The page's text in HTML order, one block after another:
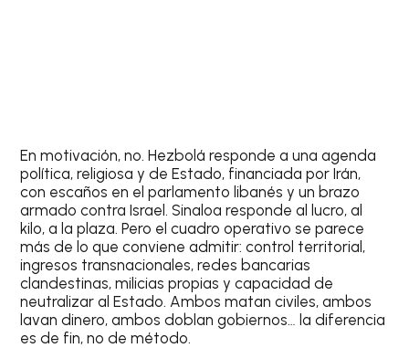
En motivación, no. Hezbolá responde a una agenda
política, religiosa y de Estado, financiada por Irán,
con escaños en el parlamento libanés y un brazo
armado contra Israel. Sinaloa responde al lucro, al
kilo, a la plaza. Pero el cuadro operativo se parece
más de lo que conviene admitir: control territorial,
ingresos transnacionales, redes bancarias
clandestinas, milicias propias y capacidad de
neutralizar al Estado. Ambos matan civiles, ambos
lavan dinero, ambos doblan gobiernos… la diferencia
es de fin, no de método.